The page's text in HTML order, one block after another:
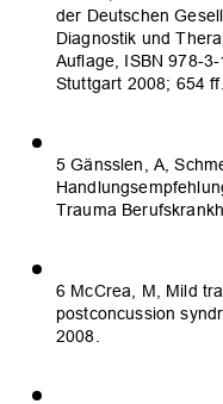
der Deutschen
Diagnostik und
Auflage, ISBN 978-
Stuttgart 2008; 654
5 Gänsslen, A,
Trauma
6 McCrea, M, Mild
postconcussion
2008.